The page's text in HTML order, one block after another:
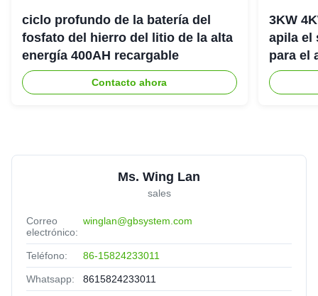
ciclo profundo de la batería del
fosfato del hierro del litio de la alta
energía 400AH recargable
Contacto ahora
3KW
apila el
para el
del
Ms. Wing Lan
sales
Correo
electrónico:
winglan@gbsystem.com
Teléfono: 86-15824233011
Whatsapp: 8615824233011